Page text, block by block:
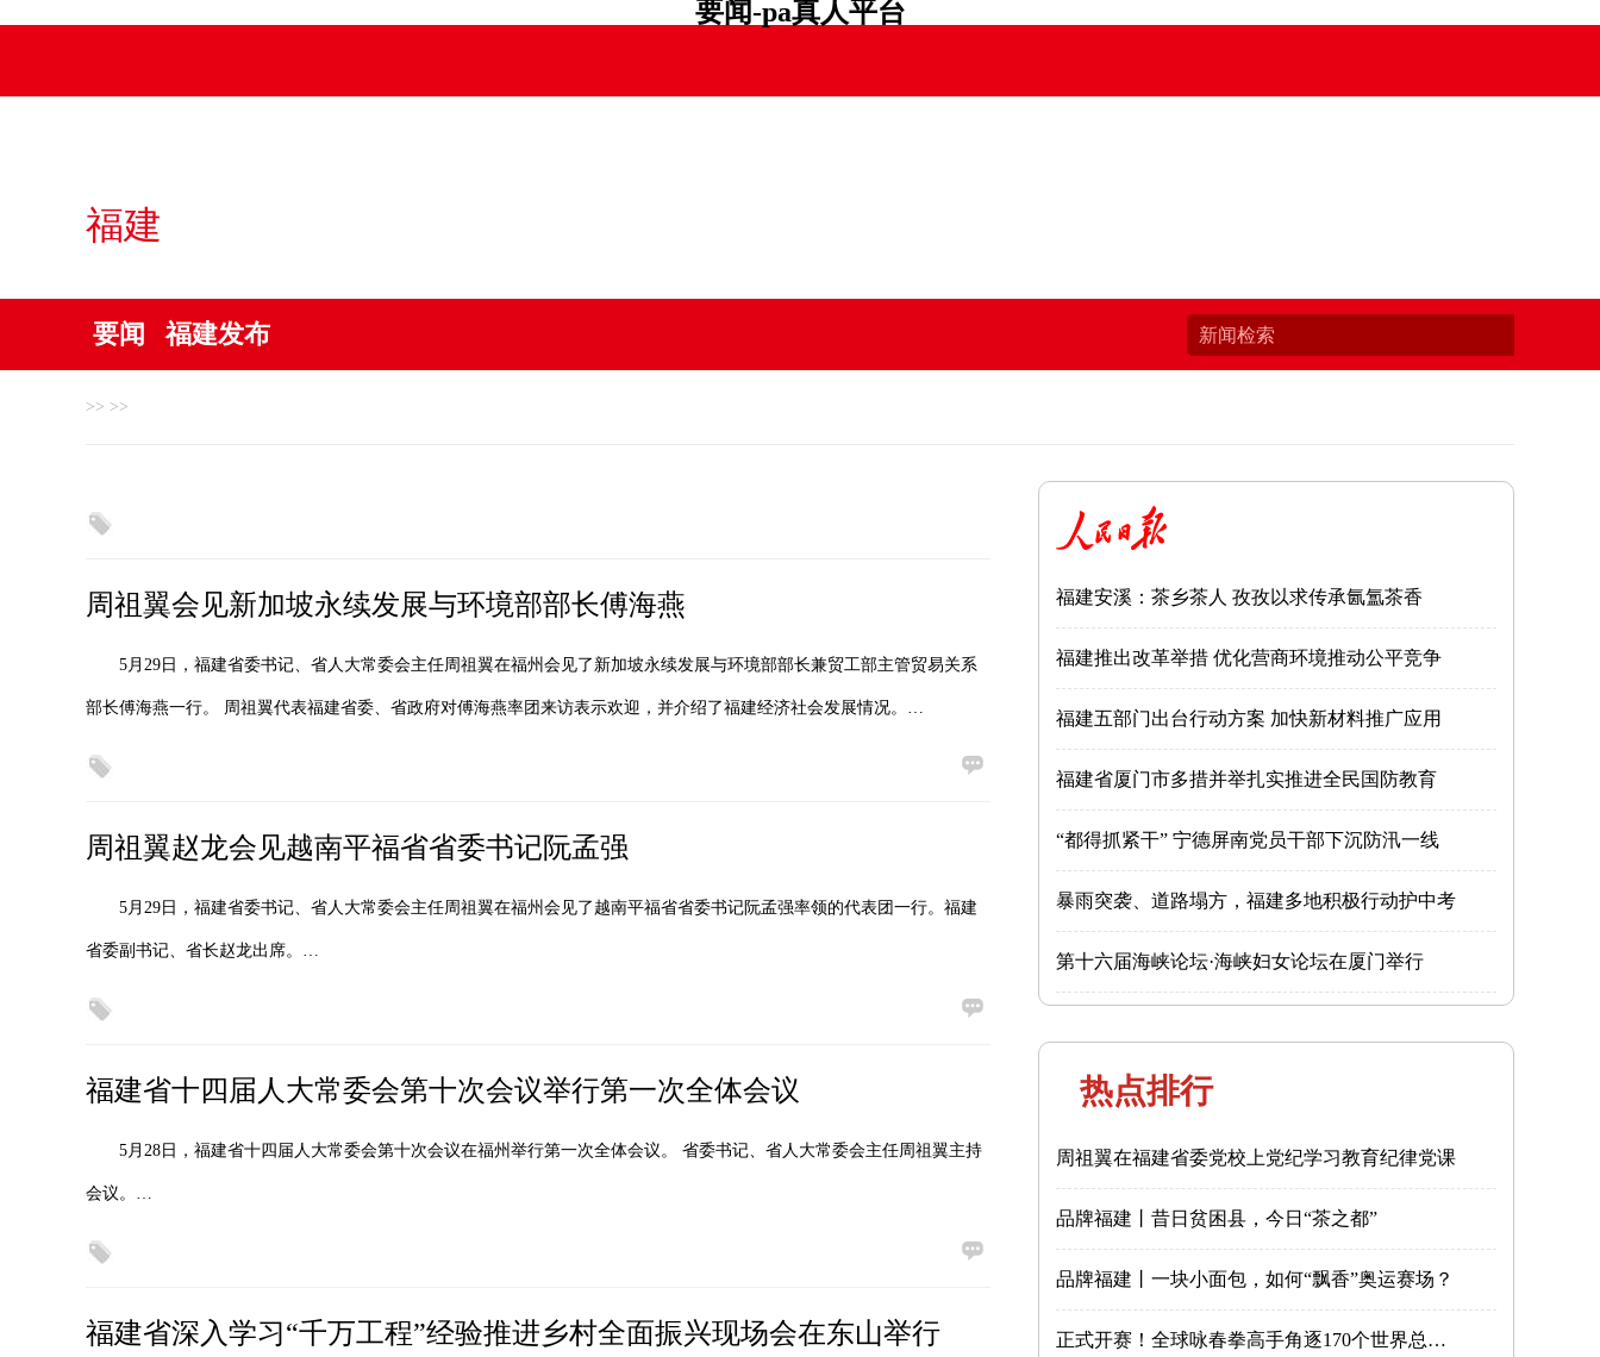
要闻-pa真人平台
福建
要闻 福建发布
>> >>
周祖翼会见新加坡永续发展与环境部部长傅海燕
5月29日，福建省委书记、省人大常委会主任周祖翼在福州会见了新加坡永续发展与环境部部长兼贸工部主管贸易关系
部长傅海燕一行。 周祖翼代表福建省委、省政府对傅海燕率团来访表示欢迎，并介绍了福建经济社会发展情况。…
周祖翼赵龙会见越南平福省省委书记阮孟强
5月29日，福建省委书记、省人大常委会主任周祖翼在福州会见了越南平福省省委书记阮孟强率领的代表团一行。福建
省委副书记、省长赵龙出席。…
福建省十四届人大常委会第十次会议举行第一次全体会议
5月28日，福建省十四届人大常委会第十次会议在福州举行第一次全体会议。 省委书记、省人大常委会主任周祖翼主持
会议。…
福建省深入学习“千万工程”经验推进乡村全面振兴现场会在东山举行
福建安溪：茶乡茶人 孜孜以求传承氤氲茶香
福建推出改革举措 优化营商环境推动公平竞争
福建五部门出台行动方案 加快新材料推广应用
福建省厦门市多措并举扎实推进全民国防教育
“都得抓紧干” 宁德屏南党员干部下沉防汛一线
暴雨突袭、道路塌方，福建多地积极行动护中考
第十六届海峡论坛·海峡妇女论坛在厦门举行
热点排行
周祖翼在福建省委党校上党纪学习教育纪律党课
品牌福建丨昔日贫困县，今日“茶之都”
品牌福建丨一块小面包，如何“飘香”奥运赛场？
正式开赛！全球咏春拳高手角逐170个世界总…